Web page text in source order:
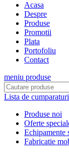
Acasa
Despre
Produse
Promotii
Plata
Portofoliu
Contact
meniu produse
Lista de
Produse noi
Oferte
Echipamente
Fabricatie